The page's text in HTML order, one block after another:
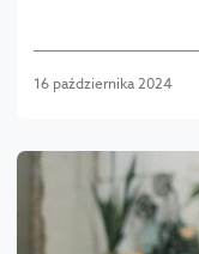
16 października 2024